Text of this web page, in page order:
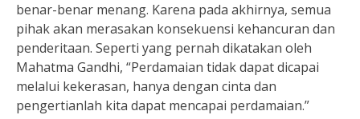
benar-benar menang. Karena pada akhirnya, semua
pihak akan merasakan konsekuensi kehancuran dan
penderitaan. Seperti yang pernah dikatakan oleh
Mahatma Gandhi, “Perdamaian tidak dapat dicapai
melalui kekerasan, hanya dengan cinta dan
pengertianlah kita dapat mencapai perdamaian.”